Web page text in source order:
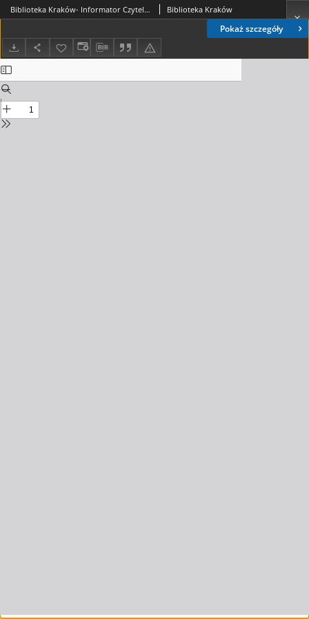
Pokaż szczegóły
Biblioteka Kraków- Informator Czytelniczo-Kulturalny, 2018. 07-08. nr 7-8 (10) Biblioteka Kraków